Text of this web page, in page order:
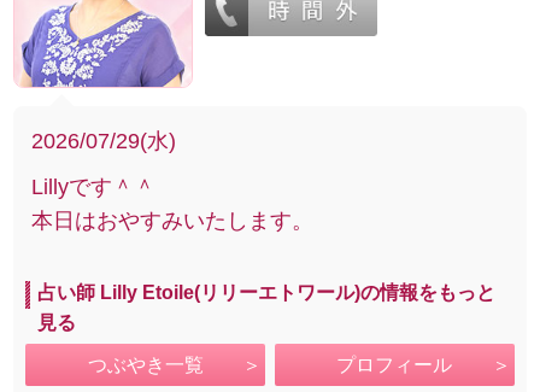
2026/07/29(水)
Lillyです＾＾
本日はおやすみいたします。
占い師 Lilly Etoile(リリーエトワール)の情報をもっと
見る
つぶやき一覧 プロフィール